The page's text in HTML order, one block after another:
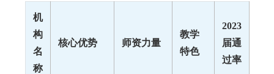
机
构
名
称
核心优势 师资力量
教学
特色
2023
届通
过率